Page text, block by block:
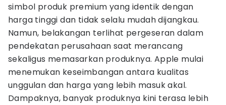
simbol produk premium yang identik dengan
harga tinggi dan tidak selalu mudah dijangkau.
Namun, belakangan terlihat pergeseran dalam
pendekatan perusahaan saat merancang
sekaligus memasarkan produknya. Apple mulai
menemukan keseimbangan antara kualitas
unggulan dan harga yang lebih masuk akal.
Dampaknya, banyak produknya kini terasa lebih